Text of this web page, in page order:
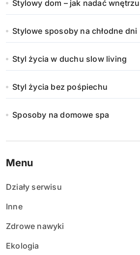
i
c
o
w
a
n
i
Stylowy dom – jak nadać
Stylowe sposoby na chłodne dni
Styl życia w duchu slow living
Styl życia bez pośpiechu
Sposoby na domowe spa
Menu
Działy serwisu
Inne
Zdrowe nawyki
Ekologia